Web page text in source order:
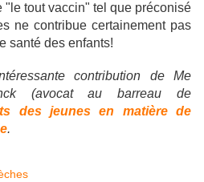
"le tout vaccin" tel que préconisé
ne contribue certainement pas
santé des enfants!
contribution de Me
(avocat au barreau de
des jeunes en matière de
.